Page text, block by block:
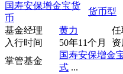
国寿安保增金宝货
币
货币型
基金经理
黄力 任
入行时间
50年11个月
掌管基金
国寿安保增金
式 ...